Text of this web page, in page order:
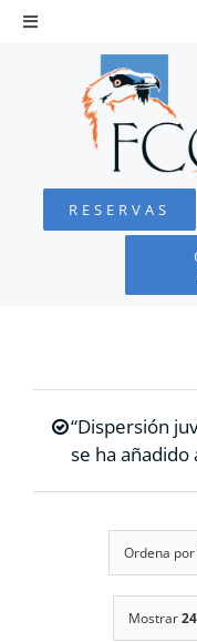
Saltar
Toggle
Navigation
QUEBRANTAHUESOS
FUNDACIÓN
RESERVAS
“Dispersión
se ha añadido
Ordena por
Mostrar